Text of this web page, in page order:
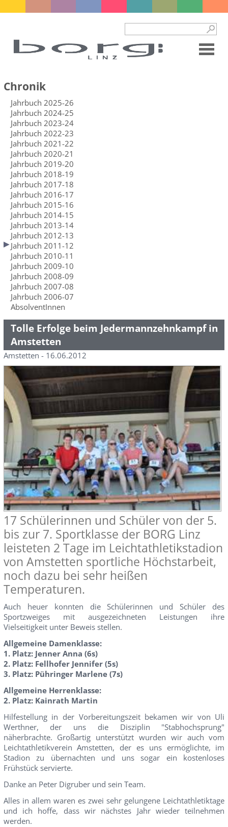
Chronik
Jahrbuch 2025-26
Jahrbuch 2024-25
Jahrbuch 2023-24
Jahrbuch 2022-23
Jahrbuch 2021-22
Jahrbuch 2020-21
Jahrbuch 2019-20
Jahrbuch 2018-19
Jahrbuch 2017-18
Jahrbuch 2016-17
Jahrbuch 2015-16
Jahrbuch 2014-15
Jahrbuch 2013-14
Jahrbuch 2012-13
Jahrbuch 2011-12
Jahrbuch 2010-11
Jahrbuch 2009-10
Jahrbuch 2008-09
Jahrbuch 2007-08
Jahrbuch 2006-07
AbsolventInnen
Tolle Erfolge beim Jedermannzehnkampf in
Amstetten
Amstetten - 16.06.2012
17 Schülerinnen und Schüler von der 5.
bis zur 7. Sportklasse der BORG Linz
leisteten 2 Tage im Leichtathletikstadion
von Amstetten sportliche Höchstarbeit,
noch dazu bei sehr heißen
Temperaturen.
Auch heuer konnten die Schülerinnen und Schüler des
Sportzweiges mit ausgezeichneten Leistungen ihre
Vielseitigkeit unter Beweis stellen.
Allgemeine Damenklasse:
1. Platz: Jenner Anna (6s)
2. Platz: Fellhofer Jennifer (5s)
3. Platz: Pühringer Marlene (7s)
Allgemeine Herrenklasse:
2. Platz: Kainrath Martin
Hilfestellung in der Vorbereitungszeit bekamen wir von Uli
Werthner, der uns die Disziplin "Stabhochsprung"
näherbrachte. Großartig unterstützt wurden wir auch vom
Leichtathletikverein Amstetten, der es uns ermöglichte, im
Stadion zu übernachten und uns sogar ein kostenloses
Frühstück servierte.
Danke an Peter Digruber und sein Team.
Alles in allem waren es zwei sehr gelungene Leichtathletiktage
und ich hoffe, dass wir nächstes Jahr wieder teilnehmen
werden.